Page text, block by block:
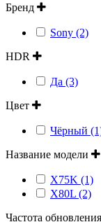
Бренд
Sony (2)
HDR
Да (3)
Цвет
Чёрный
Название модели
X75K (1)
X80L (2)
Частота обновления